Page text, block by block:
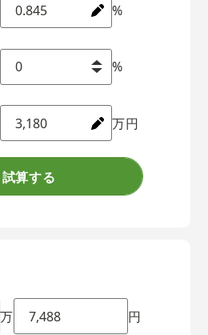
%
%
万円
試算する
万
円